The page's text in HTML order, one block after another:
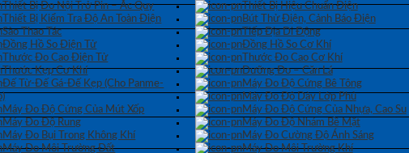
Thiết Bị Đo Nội Trở Pin – Ắc Quy
Thiết Bị Hiệu Chuẩn Điện
Thiết Bị Kiểm Tra Độ An Toàn Điện
Bút Thử Điện, Cảnh Báo Điện
Sào Thao Tác
Tiếp Địa Di Động
Đồng Hồ So Điện Tử
Đồng Hồ So Cơ Khí
Thước Đo Cao Điện Tử
Thước Đo Cao Cơ Khí
Thước Kẹp Cơ Khí
Dưỡng Đo – Căn Lá
Đế Từ-Đế Gá-Đế Kẹp (Cho Panme-
Máy Đo Độ Cứng Bê Tông
Máy Đo Độ Dày Lớp Phủ
Máy Đo Độ Cứng Của Mút Xốp
Máy Đo Độ Cứng Của Nhựa, Cao Su
Máy Đo Độ Rung Máy Đo Độ Nhám Bề Mặt
Máy Đo Bụi Trong Không Khí
Máy Đo Cường Độ Ánh Sáng
Máy Đo Môi Trường Đất
Máy Đo Môi Trường Khí